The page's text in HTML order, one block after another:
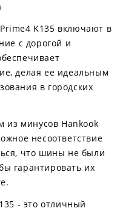
K135 включают в
с дорогой и
делая ее идеальным
в городских
из минусов Hankook
несоответствие
что шины не были
гарантировать их
- это отличный